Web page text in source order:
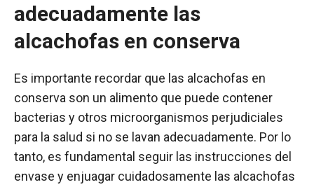
adecuadamente las
alcachofas en conserva
Es importante recordar que las alcachofas en
conserva son un alimento que puede contener
bacterias y otros microorganismos perjudiciales
para la salud si no se lavan adecuadamente. Por lo
tanto, es fundamental seguir las instrucciones del
envase y enjuagar cuidadosamente las alcachofas